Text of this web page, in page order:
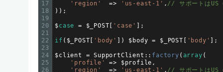
17
18
19
20
21
22
23
24
25
26
'region'
=> 'us-east-1' , // サポートはUS
) ) ;
$case = $ _POST [ 'case' ] ;
if ( $ _POST [ 'body' ] ) $ body = $ _POST [ 'body' ] ;
$client = SupportClient :: factory ( array (
'profile'
=> $profile ,
'region'
=> 'us-east-1' , // サポートはUS